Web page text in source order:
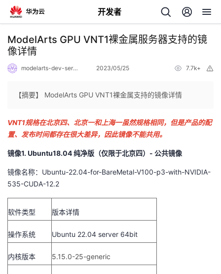
开发者
返
回
个
主
的
发
者
我
ModelArts GPU VNT1裸金属服务器支持的镜
像详情
modelarts-dev-server 2023/05/25 7.7k+
【摘要】 ModelArts GPU VNT1裸金属支持的镜像详情
VNT1规格在北京四、北京一和上海一虽然规格相同，但是产品的配
置、发布时间都存在很大差异，因此镜像不能共用。
镜像1. Ubuntu18.04 纯净版（仅限于北京四）- 公共镜像
镜像名称：Ubuntu-22.04-for-BareMetal-V100-p3-with-NVIDIA-
535-CUDA-12.2
软件类型 版本详情
操作系统 Ubuntu 22.04 server 64bit
内核版本 5.15.0-25-generic